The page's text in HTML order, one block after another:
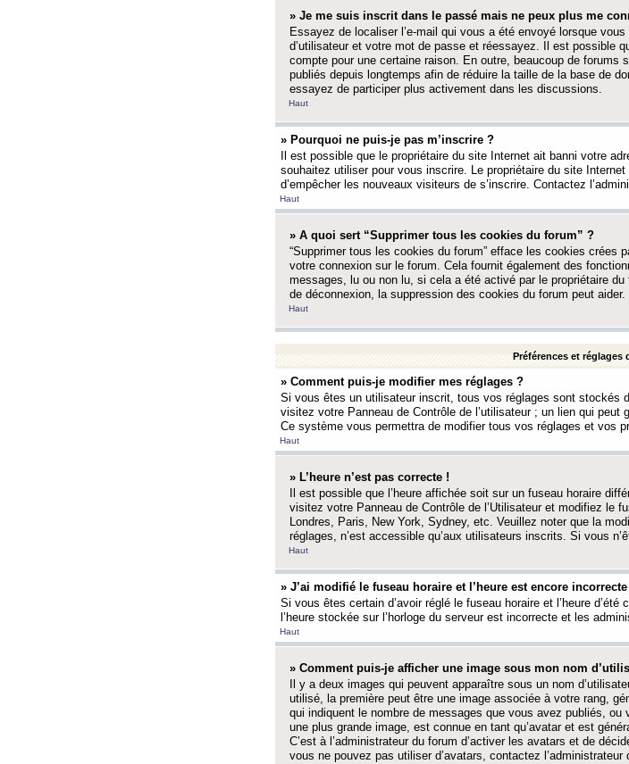
» Je me suis inscrit dans le passé mais ne peux plus me
Essayez de localiser l’e-mail qui vous a été envoyé lorsque
d’utilisateur et votre mot de passe et réessayez. Il est possible
compte pour une certaine raison. En outre, beaucoup de forums
publiés depuis longtemps afin de réduire la taille de la base de
essayez de participer plus activement dans les discussions.
Haut
» Pourquoi ne puis-je pas m’inscrire ?
Il est possible que le propriétaire du site Internet ait banni votre
souhaitez utiliser pour vous inscrire. Le propriétaire du site
d’empêcher les nouveaux visiteurs de s’inscrire. Contactez
Haut
» A quoi sert “Supprimer tous les cookies du forum” ?
“Supprimer tous les cookies du forum” efface les cookies crées
votre connexion sur le forum. Cela fournit également des
messages, lu ou non lu, si cela a été activé par le propriétaire
de déconnexion, la suppression des cookies du forum peut aider.
Haut
Préférences et réglages
» Comment puis-je modifier mes réglages ?
Si vous êtes un utilisateur inscrit, tous vos réglages sont stockés
visitez votre Panneau de Contrôle de l’utilisateur ; un lien qui
Ce système vous permettra de modifier tous vos réglages et vos
Haut
» L’heure n’est pas correcte !
Il est possible que l’heure affichée soit sur un fuseau horaire
visitez votre Panneau de Contrôle de l’Utilisateur et modifiez le
Londres, Paris, New York, Sydney, etc. Veuillez noter que la
réglages, n’est accessible qu’aux utilisateurs inscrits. Si vous
Haut
» J’ai modifié le fuseau horaire et l’heure est encore incorrecte
Si vous êtes certain d’avoir réglé le fuseau horaire et l’heure
l’heure stockée sur l’horloge du serveur est incorrecte et les
Haut
» Comment puis-je afficher une image sous mon nom
Il y a deux images qui peuvent apparaître sous un nom
utilisé, la première peut être une image associée à votre rang,
qui indiquent le nombre de messages que vous avez publiés,
une plus grande image, est connue en tant qu’avatar et est
C’est à l’administrateur du forum d’activer les avatars et de
vous ne pouvez pas utiliser d’avatars, contactez